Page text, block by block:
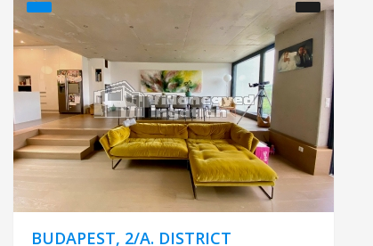
BUDAPEST, 2/A. DISTRICT